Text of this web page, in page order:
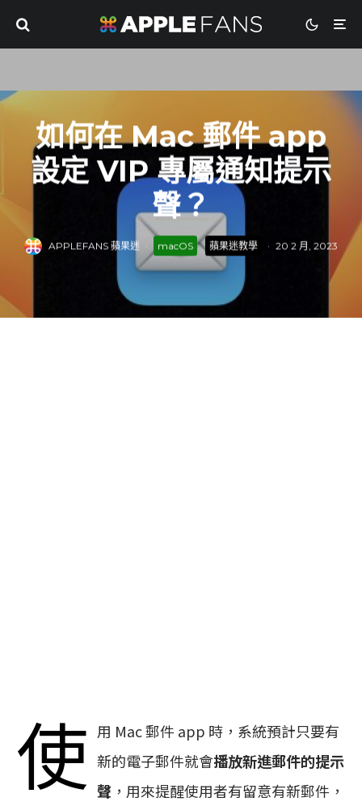
如何在 Mac 郵件 app
設定 VIP 專屬通知提示
聲？
APPLEFANS 蘋果迷 · macOS 蘋果迷教學 · 20 2 月, 2023
使 用 Mac 郵件 app 時，系統預計只要有
新的電子郵件就會播放新進郵件的提示
聲 ，用來提醒使用者有留意有新郵件，